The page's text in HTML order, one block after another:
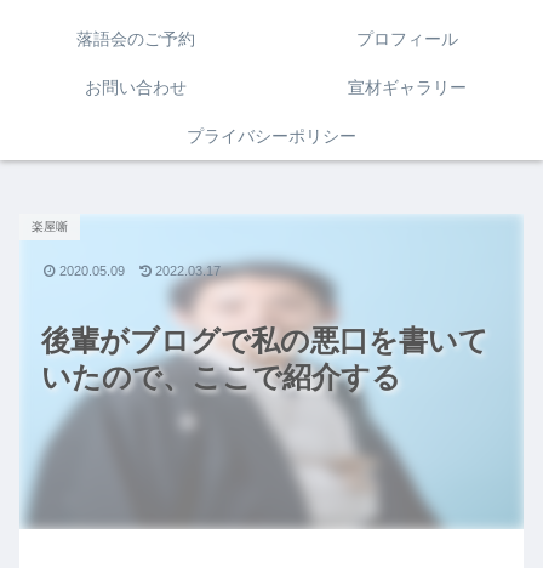
落語会のご予約 プロフィール
お問い合わせ 宣材ギャラリー
プライバシーポリシー
後輩がブログで私の悪口を書いて
いたので、ここで紹介する
楽屋噺
2020.05.09 2022.03.17